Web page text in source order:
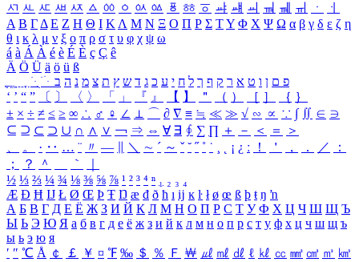
ㅺ ㅻ ㅼ ㅽ ㅾ ㅿ ㆀ ㆁ ㆂ ㆃ ㆄ ㆅ ㆆ ㆇ ㆈ ㆉ ㆊ ㆋ ㆌ ㆍ
ㆎ
Α Β ΓΔ Ε Ζ Η Θ Ι ΚΛ Μ Ν Ξ Ο Π Ρ Σ ΤΥ Φ Χ Ψ Ω α β γ δ ε ζ η
θ ι κ λ μ ν ξ ο π ρ σ τ υ φ χ ψ ω
á à Á À é è É È ç Ç ê
Ä Ö Ü ä ö ü ß
ִֶֹ ֻּ ׁׂ פ ם ן ו ט א ר ק ף ך ל ח י ע כ ג ד ש ץ ת צ מ נ ה ב
‘ ’ “ ” 〔 〕 〈 〉 「 」 『 』 【 】 ＂ （ ） ［ ］ ｛ ｝
± × ÷ ≠ ≤ ≥ ∞ ∴ ♂ ♀ ∠ ⊥ ⌒ ∂ ∇ ≡ ≒ ≪ ≫ √ ∽ ∝ ∵ ∫ ∬ ∈ ∋
⊆ ⊇ ⊂ ⊃ ∪ ∩ ∧ ∨ ￢ ⇒ ⇔ ∀ ∃ ∮ ∑ ∏ ＋ － ＜ ＝
＞
、
。 · ‥ … ¨ 〃 ― ＼ ∼ ´ ～ ˇ ˘ ˝ ˚ ˙ ¸ ¡ ¿ ː ！ ＇ ， ． ／
：
；
？ ＾ ｀
½ ⅓ ⅔ ¼ ¾ ⅛ ⅜ ⅝ ⅞ ¹ ² ³ ⁴ ⁿ ₁ ₂ ₃ ₄
Æ Ð Ħ Ĳ Ł Ø Œ Þ Ŧ Ŋ æ đ ð ħ ı ĳ ĸ ŀ ł ø œ ß þ ŧ ŋ ŉ
А Б В Г Д Е Ё Ж З И Й К Л М Н О П Р С Т У Ф Х Ц Ч Ш Щ Ъ
Ы Ь Э Ю Я а б в г д е ё ж з и й к л м н о п р с т у ф х ц ч ш щ ъ
ы ь э ю я
′ ″ ℃ Å ￠ ￡ ￥ ¤ ℉ ‰ ＄ ％ Ｆ ￦ ㎕ ㎖ ㎗ ℓ ㎘ ㏄ ㎣ ㎤ ㎥ ㎦